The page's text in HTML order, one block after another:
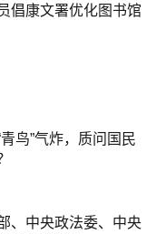
倡康文署优化图书馆
鸟”气炸，质问国民
、中央政法委、中央